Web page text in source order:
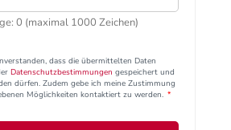
0 (maximal 1000 Zeichen)
dass die übermittelten Daten
Datenschutzbestimmungen gespeichert und
dürfen. Zudem gebe ich meine Zustimmung
Möglichkeiten kontaktiert zu werden. *